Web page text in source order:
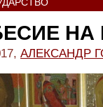
АЛЕКСАНДР